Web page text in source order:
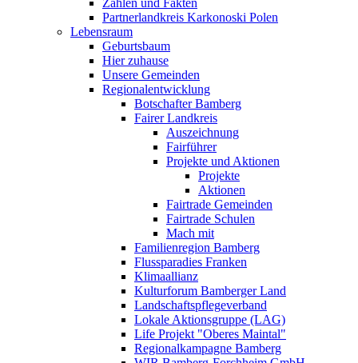
Zahlen und Fakten
Partnerlandkreis Karkonoski Polen
Lebensraum
Geburtsbaum
Hier zuhause
Unsere Gemeinden
Regionalentwicklung
Botschafter Bamberg
Fairer Landkreis
Auszeichnung
Fairführer
Projekte und Aktionen
Projekte
Aktionen
Fairtrade Gemeinden
Fairtrade Schulen
Mach mit
Familienregion Bamberg
Flussparadies Franken
Klimaallianz
Kulturforum Bamberger Land
Landschaftspflegeverband
Lokale Aktionsgruppe (LAG)
Life Projekt "Oberes Maintal"
Regionalkampagne Bamberg